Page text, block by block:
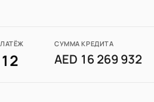
СУММА КРЕДИТА
AED 16 269 932